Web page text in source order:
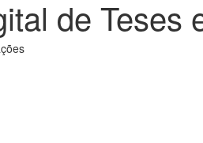
de Teses